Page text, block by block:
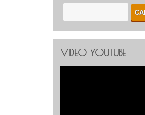
VIDEO YOUTUBE